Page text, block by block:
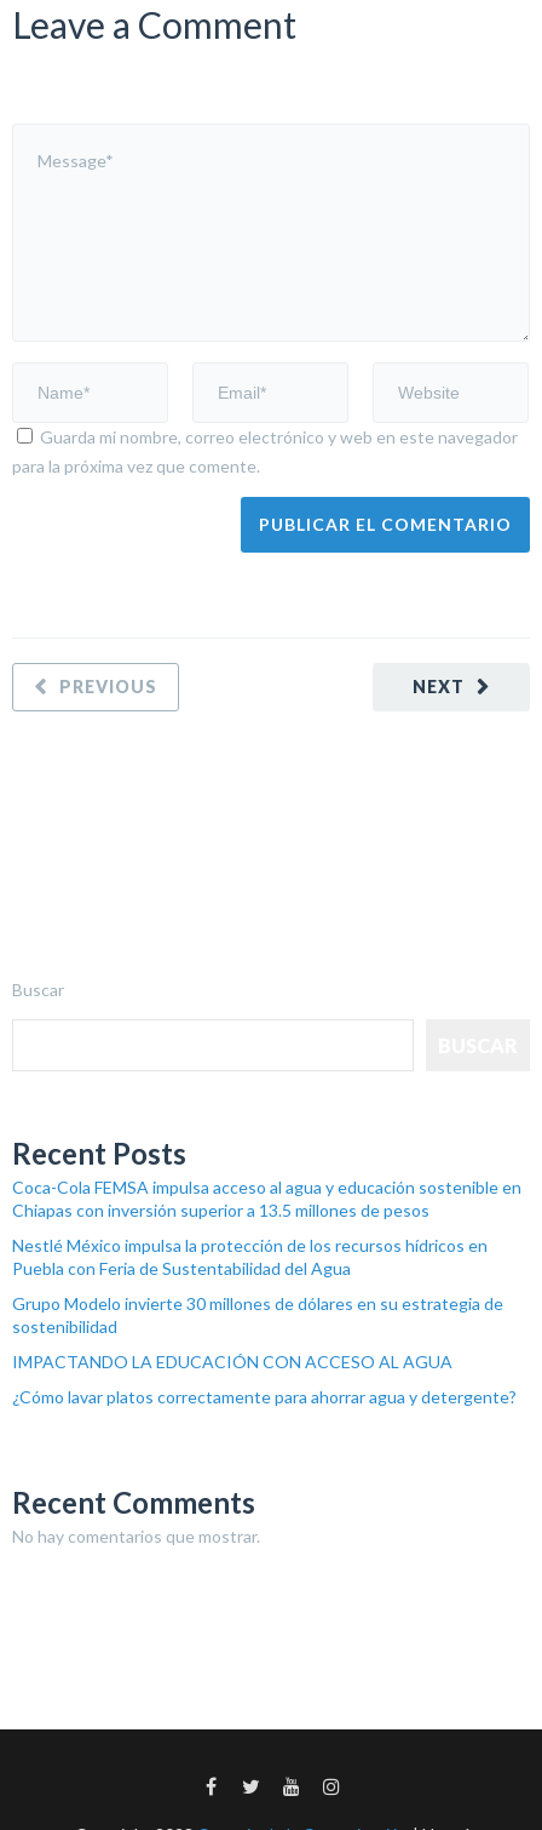
Leave a Comment
Guarda mi nombre, correo electrónico y web en este navegador
para la próxima vez que comente.
NEXT
PREVIOUS
Buscar
Recent Posts
Coca-Cola FEMSA impulsa acceso al agua y educación sostenible en
Chiapas con inversión superior a 13.5 millones de pesos
Nestlé México impulsa la protección de los recursos hídricos en
Puebla con Feria de Sustentabilidad del Agua
Grupo Modelo invierte 30 millones de dólares en su estrategia de
sostenibilidad
IMPACTANDO LA EDUCACIÓN CON ACCESO AL AGUA
¿Cómo lavar platos correctamente para ahorrar agua y detergente?
Recent Comments
No hay comentarios que mostrar.